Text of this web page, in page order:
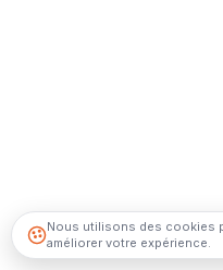
Nous utilisons des cookies
améliorer votre expérience.